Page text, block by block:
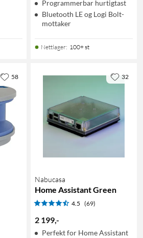
Programmerbar hurtigtast
Bluetooth LE og Logi Bolt-
mottaker
Nettlager: 100+ st
58
Nabucasa
Home Assistant Green
4.5 (69)
2 199,-
Perfekt for Home Assistant
32